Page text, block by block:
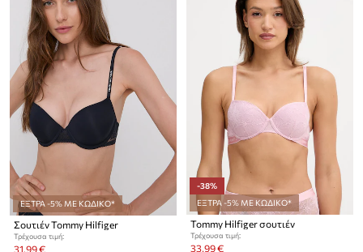
ΕΞΤΡΑ -5% ΜΕ ΚΩΔΙΚΟ*
Σουτιέν Tommy Hilfiger
Τρέχουσα τιμή:
31,99 €
-38%
ΕΞΤΡΑ -5% ΜΕ ΚΩΔΙΚΟ*
Tommy Hilfiger σουτιέν
Τρέχουσα τιμή:
33,99 €